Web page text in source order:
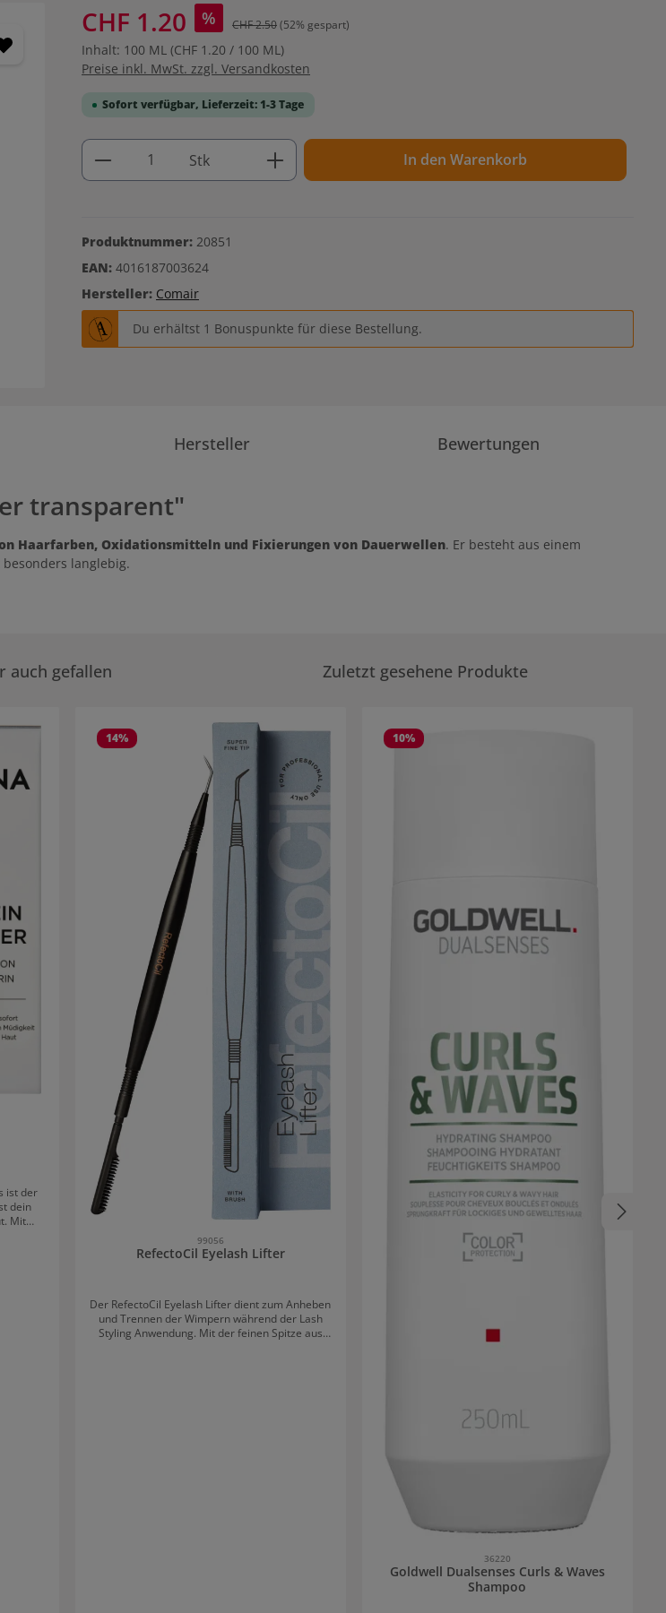
CHF 1.20 % CHF 2.50(52% gespart)
Inhalt: 100 ML (CHF 1.20 / 100 ML)
Preise inkl. MwSt. zzgl. Versandkosten
Sofort verfügbar, Lieferzeit: 1-3 Tage
Produkt Anzahl: Gib den gewünschten Wert ein oder
Stk In den Warenkorb
Produktnummer: 20851
EAN: 4016187003624
Hersteller: Comair
Du erhältst 1 Bonuspunkte für diese Bestellung.
Hersteller Bewertungen
transparent"
Haarfarben, Oxidationsmitteln und Fixierungen von Dauerwellen. Er besteht aus einem
langlebig.
auch gefallen Zuletzt gesehene Produkte
ist der
dein
Mit
14%
99056
RefectoCil Eyelash Lifter
Der RefectoCil Eyelash Lifter dient zum Anheben
und Trennen der Wimpern während der Lash
Styling Anwendung. Mit der feinen Spitze aus
10%
36220
Goldwell Dualsenses Curls & Waves
Shampoo